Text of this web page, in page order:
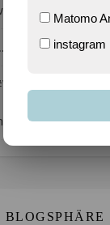
wie April, oder?
am 01./
BLOGSPHÄRE
Matomo
instagram